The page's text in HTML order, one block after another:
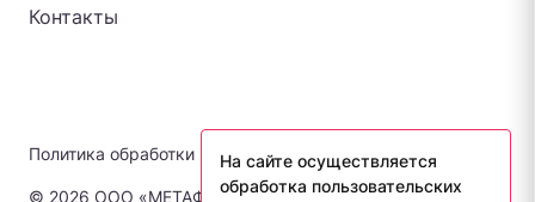
Политика обработки персональных данных
© 2026 ООО «МЕТАФОРА-ЛАБ». Все права защищены.
Контакты
На сайте осуществляется
обработка пользовательских